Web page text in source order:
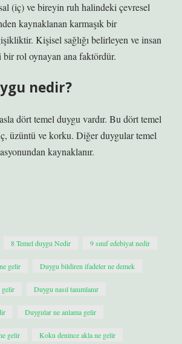
(iç) ve bireyin ruh halindeki çevresel
kaynaklanan karmaşık bir
Kişisel sağlığı belirleyen ve insan
bir rol oynayan ana faktördür.
nedir?
dört temel duygu vardır. Bu dört temel
üzüntü ve korku. Diğer duygular temel
kaynaklanır.
8 Temel duygu Nedir 9 sınıf edebiyat nedir
gelir Duygu bildiren ifadeler ne demek
gelir Duygu nasıl tanımlanır
Duygular ne anlama gelir
gelir Koku denince akla ne gelir